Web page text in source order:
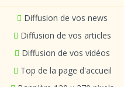
Diffusion de vos news
Diffusion de vos articles
Diffusion de vos vidéos
Top de la page d'accueil